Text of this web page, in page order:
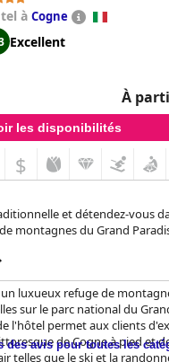
à Cogne
Excellent
À
les disponibilités
$
et détendez-vous
montagnes du Grand
luxueux refuge de
sur le parc national du
l'hôtel permet aux clients
de Cogne à pied et
telles que le ski et la
des avis pour toutes les